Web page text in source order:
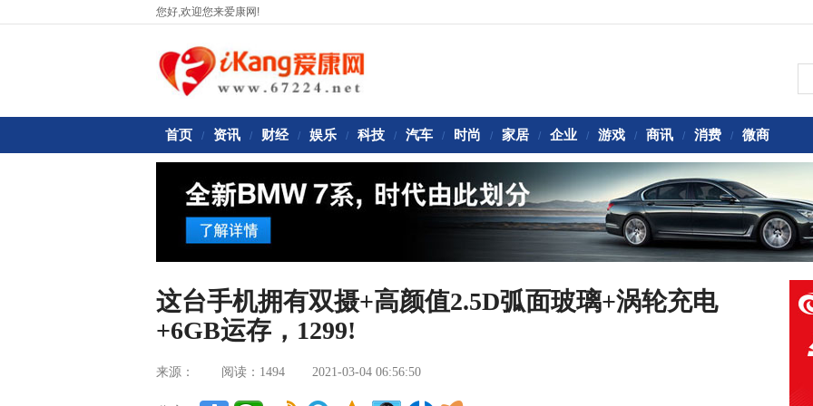
您好,欢迎您来爱康网!
首页 / 资讯 / 财经 / 娱乐 / 科技 / 汽车 / 时尚 / 家居 / 企业 / 游戏 / 商讯 / 消费 / 微商
这台手机拥有双摄+高颜值2.5D弧面玻璃+涡轮充电
+6GB运存，1299!
来源： 阅读：1494 2021-03-04 06:56:50